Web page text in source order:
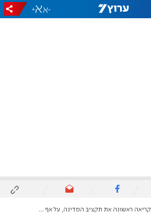
-
+
את תקציב המדינה, על אף שבן גביר הצביע נגד